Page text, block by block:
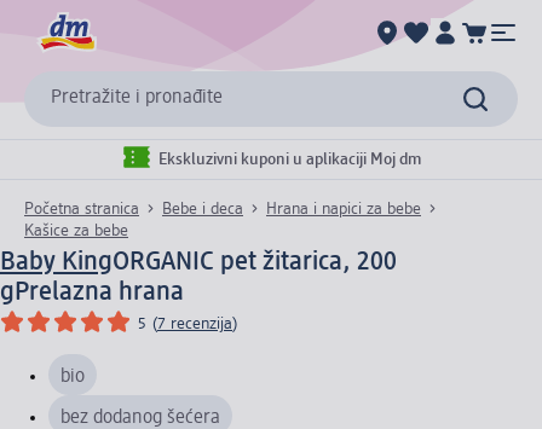
Pretražite i pronađite
Ekskluzivni kuponi u aplikaciji Moj dm
Početna stranica Bebe i deca
Hrana i napici za bebe
Kašice za bebe
Baby KingORGANIC pet žitarica, 200
g Prelazna hrana
5 (7 recenzija)
bio
bez dodanog šećera